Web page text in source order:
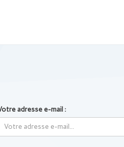
adresse e-mail :